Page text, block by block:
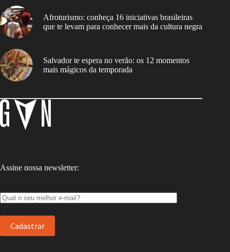
Afroturismo: conheça 16 iniciativas brasileiras
que te levam para conhecer mais da cultura negra
Salvador te espera no verão: os 12 momentos
mais mágicos da temporada
Assine nossa newsletter: